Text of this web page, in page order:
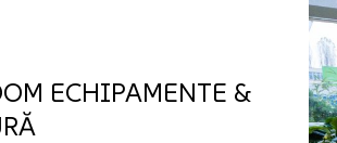
ECHIPAMENTE &